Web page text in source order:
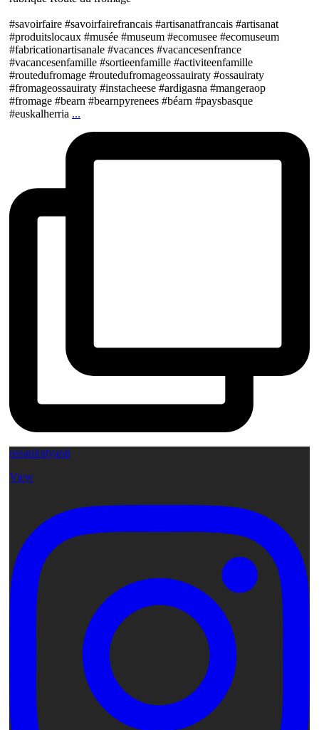
#savoirfaire #savoirfairefrancais #artisanatfrancais #artisanat
#produitslocaux #musée #museum #ecomusee #ecomuseum
#fabricationartisanale #vacances #vacancesenfrance
#vacancesenfamille #sortieenfamille #activiteenfamille
#routedufromage #routedufromageossauiraty #ossauiraty
#fromageossauiraty #instacheese #ardigasna #mangeraop
#fromage #bearn #bearnpyrenees #béarn #paysbasque
#euskalherria ...
ossauiratyaop
View